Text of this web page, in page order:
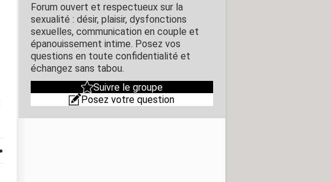
Forum ouvert et respectueux sur la
sexualité : désir, plaisir, dysfonctions
sexuelles, communication en couple et
épanouissement intime. Posez vos
questions en toute confidentialité et
échangez sans tabou.
Suivre le groupe
Posez votre question